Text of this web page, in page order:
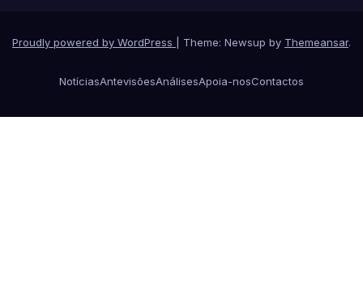
Proudly powered by WordPress Theme: Newsup by Themeansar.
NotíciasAntevisõesAnálisesApoia-nosContactos